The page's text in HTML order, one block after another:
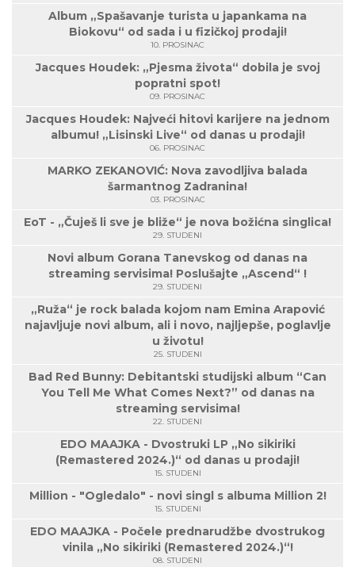
Album „Spašavanje turista u japankama na
Biokovu“ od sada i u fizičkoj prodaji!
10. PROSINAC
Jacques Houdek: „Pjesma života“ dobila je svoj
popratni spot!
09. PROSINAC
Jacques Houdek: Najveći hitovi karijere na jednom
albumu! „Lisinski Live“ od danas u prodaji!
06. PROSINAC
MARKO ZEKANOVIĆ: Nova zavodljiva balada
šarmantnog Zadranina!
03. PROSINAC
EoT - „Čuješ li sve je bliže“ je nova božićna singlica!
29. STUDENI
Novi album Gorana Tanevskog od danas na
streaming servisima! Poslušajte „Ascend“ !
29. STUDENI
„Ruža“ je rock balada kojom nam Emina Arapović
najavljuje novi album, ali i novo, najljepše, poglavlje
u životu!
25. STUDENI
Bad Red Bunny: Debitantski studijski album “Can
You Tell Me What Comes Next?” od danas na
streaming servisima!
22. STUDENI
EDO MAAJKA - Dvostruki LP „No sikiriki
(Remastered 2024.)“ od danas u prodaji!
15. STUDENI
Million - "Ogledalo" - novi singl s albuma Million 2!
15. STUDENI
EDO MAAJKA - Počele prednarudžbe dvostrukog
vinila „No sikiriki (Remastered 2024.)“!
08. STUDENI